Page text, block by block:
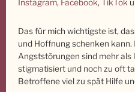
Instagram, Facebook, TikTok
Das für mich wichtigste ist,
und Hoffnung schenken kann.
Angststörungen sind mehr als
stigmatisiert und noch zu oft
Betroffene viel zu spät Hilfe